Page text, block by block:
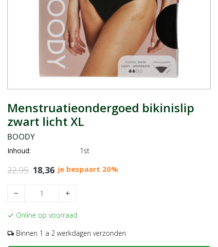
Menstruatieondergoed bikinislip
zwart licht XL
BOODY
Inhoud: 1st
22,95 18,36 je bespaart 20%
remove add
check Online op voorraad
local_shipping Binnen 1 a 2 werkdagen verzonden